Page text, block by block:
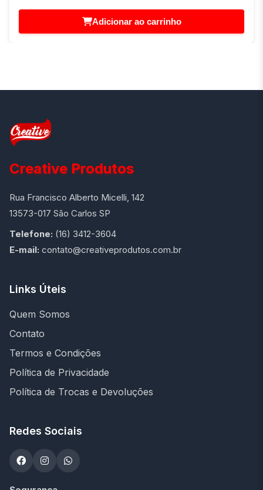
Adicionar ao carrinho
Creative Produtos
Rua Francisco Alberto Micelli, 142
13573-017 São Carlos SP
Telefone: (16) 3412-3604
E-mail: contato@creativeprodutos.com.br
Links Úteis
Quem Somos
Contato
Termos e Condições
Política de Privacidade
Política de Trocas e Devoluções
Redes Sociais